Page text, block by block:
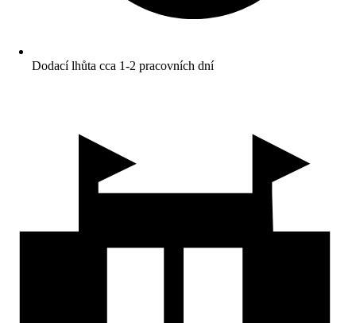
Dodací lhůta cca 1-2 pracovních dní